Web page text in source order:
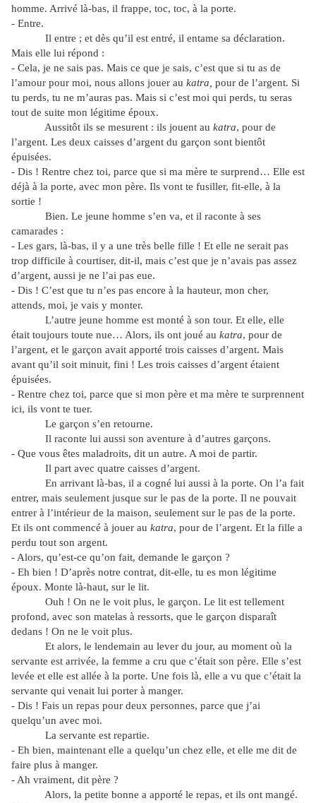
homme. Arrivé là-bas, il frappe, toc, toc, à la porte.
- Entre.
Il entre ; et dès qu’il est entré, il entame sa déclaration.
Mais elle lui répond :
- Cela, je ne sais pas. Mais ce que je sais, c’est que si tu as de
l’amour pour moi, nous allons jouer au katra, pour de l’argent. Si
tu perds, tu ne m’auras pas. Mais si c’est moi qui perds, tu seras
tout de suite mon légitime époux.
Aussitôt ils se mesurent : ils jouent au katra, pour de
l’argent. Les deux caisses d’argent du garçon sont bientôt
épuisées.
- Dis ! Rentre chez toi, parce que si ma mère te surprend… Elle est
déjà à la porte, avec mon père. Ils vont te fusiller, fit-elle, à la
sortie !
Bien. Le jeune homme s’en va, et il raconte à ses
camarades :
- Les gars, là-bas, il y a une très belle fille ! Et elle ne serait pas
trop difficile à courtiser, dit-il, mais c’est que je n’avais pas assez
d’argent, aussi je ne l’ai pas eue.
- Dis ! C’est que tu n’es pas encore à la hauteur, mon cher,
attends, moi, je vais y monter.
L’autre jeune homme est monté à son tour. Et elle, elle
était toujours toute nue… Alors, ils ont joué au katra, pour de
l’argent, et le garçon avait apporté trois caisses d’argent. Mais
avant qu’il soit minuit, fini ! Les trois caisses d’argent étaient
épuisées.
- Rentre chez toi, parce que si mon père et ma mère te surprennent
ici, ils vont te tuer.
Le garçon s’en retourne.
Il raconte lui aussi son aventure à d’autres garçons.
- Que vous êtes maladroits, dit un autre. A moi de partir.
Il part avec quatre caisses d’argent.
En arrivant là-bas, il a cogné lui aussi à la porte. On l’a fait
entrer, mais seulement jusque sur le pas de la porte. Il ne pouvait
entrer à l’intérieur de la maison, seulement sur le pas de la porte.
Et ils ont commencé à jouer au katra, pour de l’argent. Et la fille a
perdu tout son argent.
- Alors, qu’est-ce qu’on fait, demande le garçon ?
- Eh bien ! D’après notre contrat, dit-elle, tu es mon légitime
époux. Monte là-haut, sur le lit.
Ouh ! On ne le voit plus, le garçon. Le lit est tellement
profond, avec son matelas à ressorts, que le garçon disparaît
dedans ! On ne le voit plus.
Et alors, le lendemain au lever du jour, au moment où la
servante est arrivée, la femme a cru que c’était son père. Elle s’est
levée et elle est allée à la porte. Une fois là, elle a vu que c’était la
servante qui venait lui porter à manger.
- Dis ! Fais un repas pour deux personnes, parce que j’ai
quelqu’un avec moi.
La servante est repartie.
- Eh bien, maintenant elle a quelqu’un chez elle, et elle me dit de
faire plus à manger.
- Ah vraiment, dit père ?
Alors, la petite bonne a apporté le repas, et ils ont mangé.